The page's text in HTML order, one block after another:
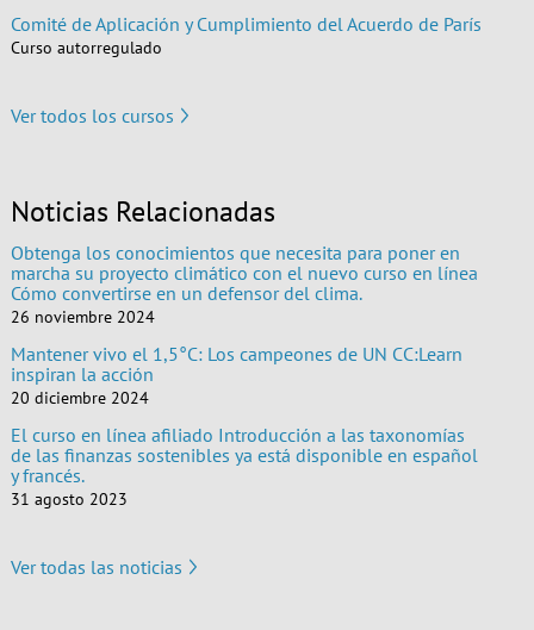
Comité de Aplicación y Cumplimiento del Acuerdo de París
Curso autorregulado
Ver todos los cursos
Noticias Relacionadas
Obtenga los conocimientos que necesita para poner en
marcha su proyecto climático con el nuevo curso en línea
Cómo convertirse en un defensor del clima.
26 noviembre 2024
Mantener vivo el 1,5°C: Los campeones de UN CC:Learn
inspiran la acción
20 diciembre 2024
El curso en línea afiliado Introducción a las taxonomías
de las finanzas sostenibles ya está disponible en español
y francés.
31 agosto 2023
Ver todas las noticias